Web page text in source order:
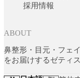
採用情報
ABOUT
鼻整形・目元・フェ
をお届けするゼティ